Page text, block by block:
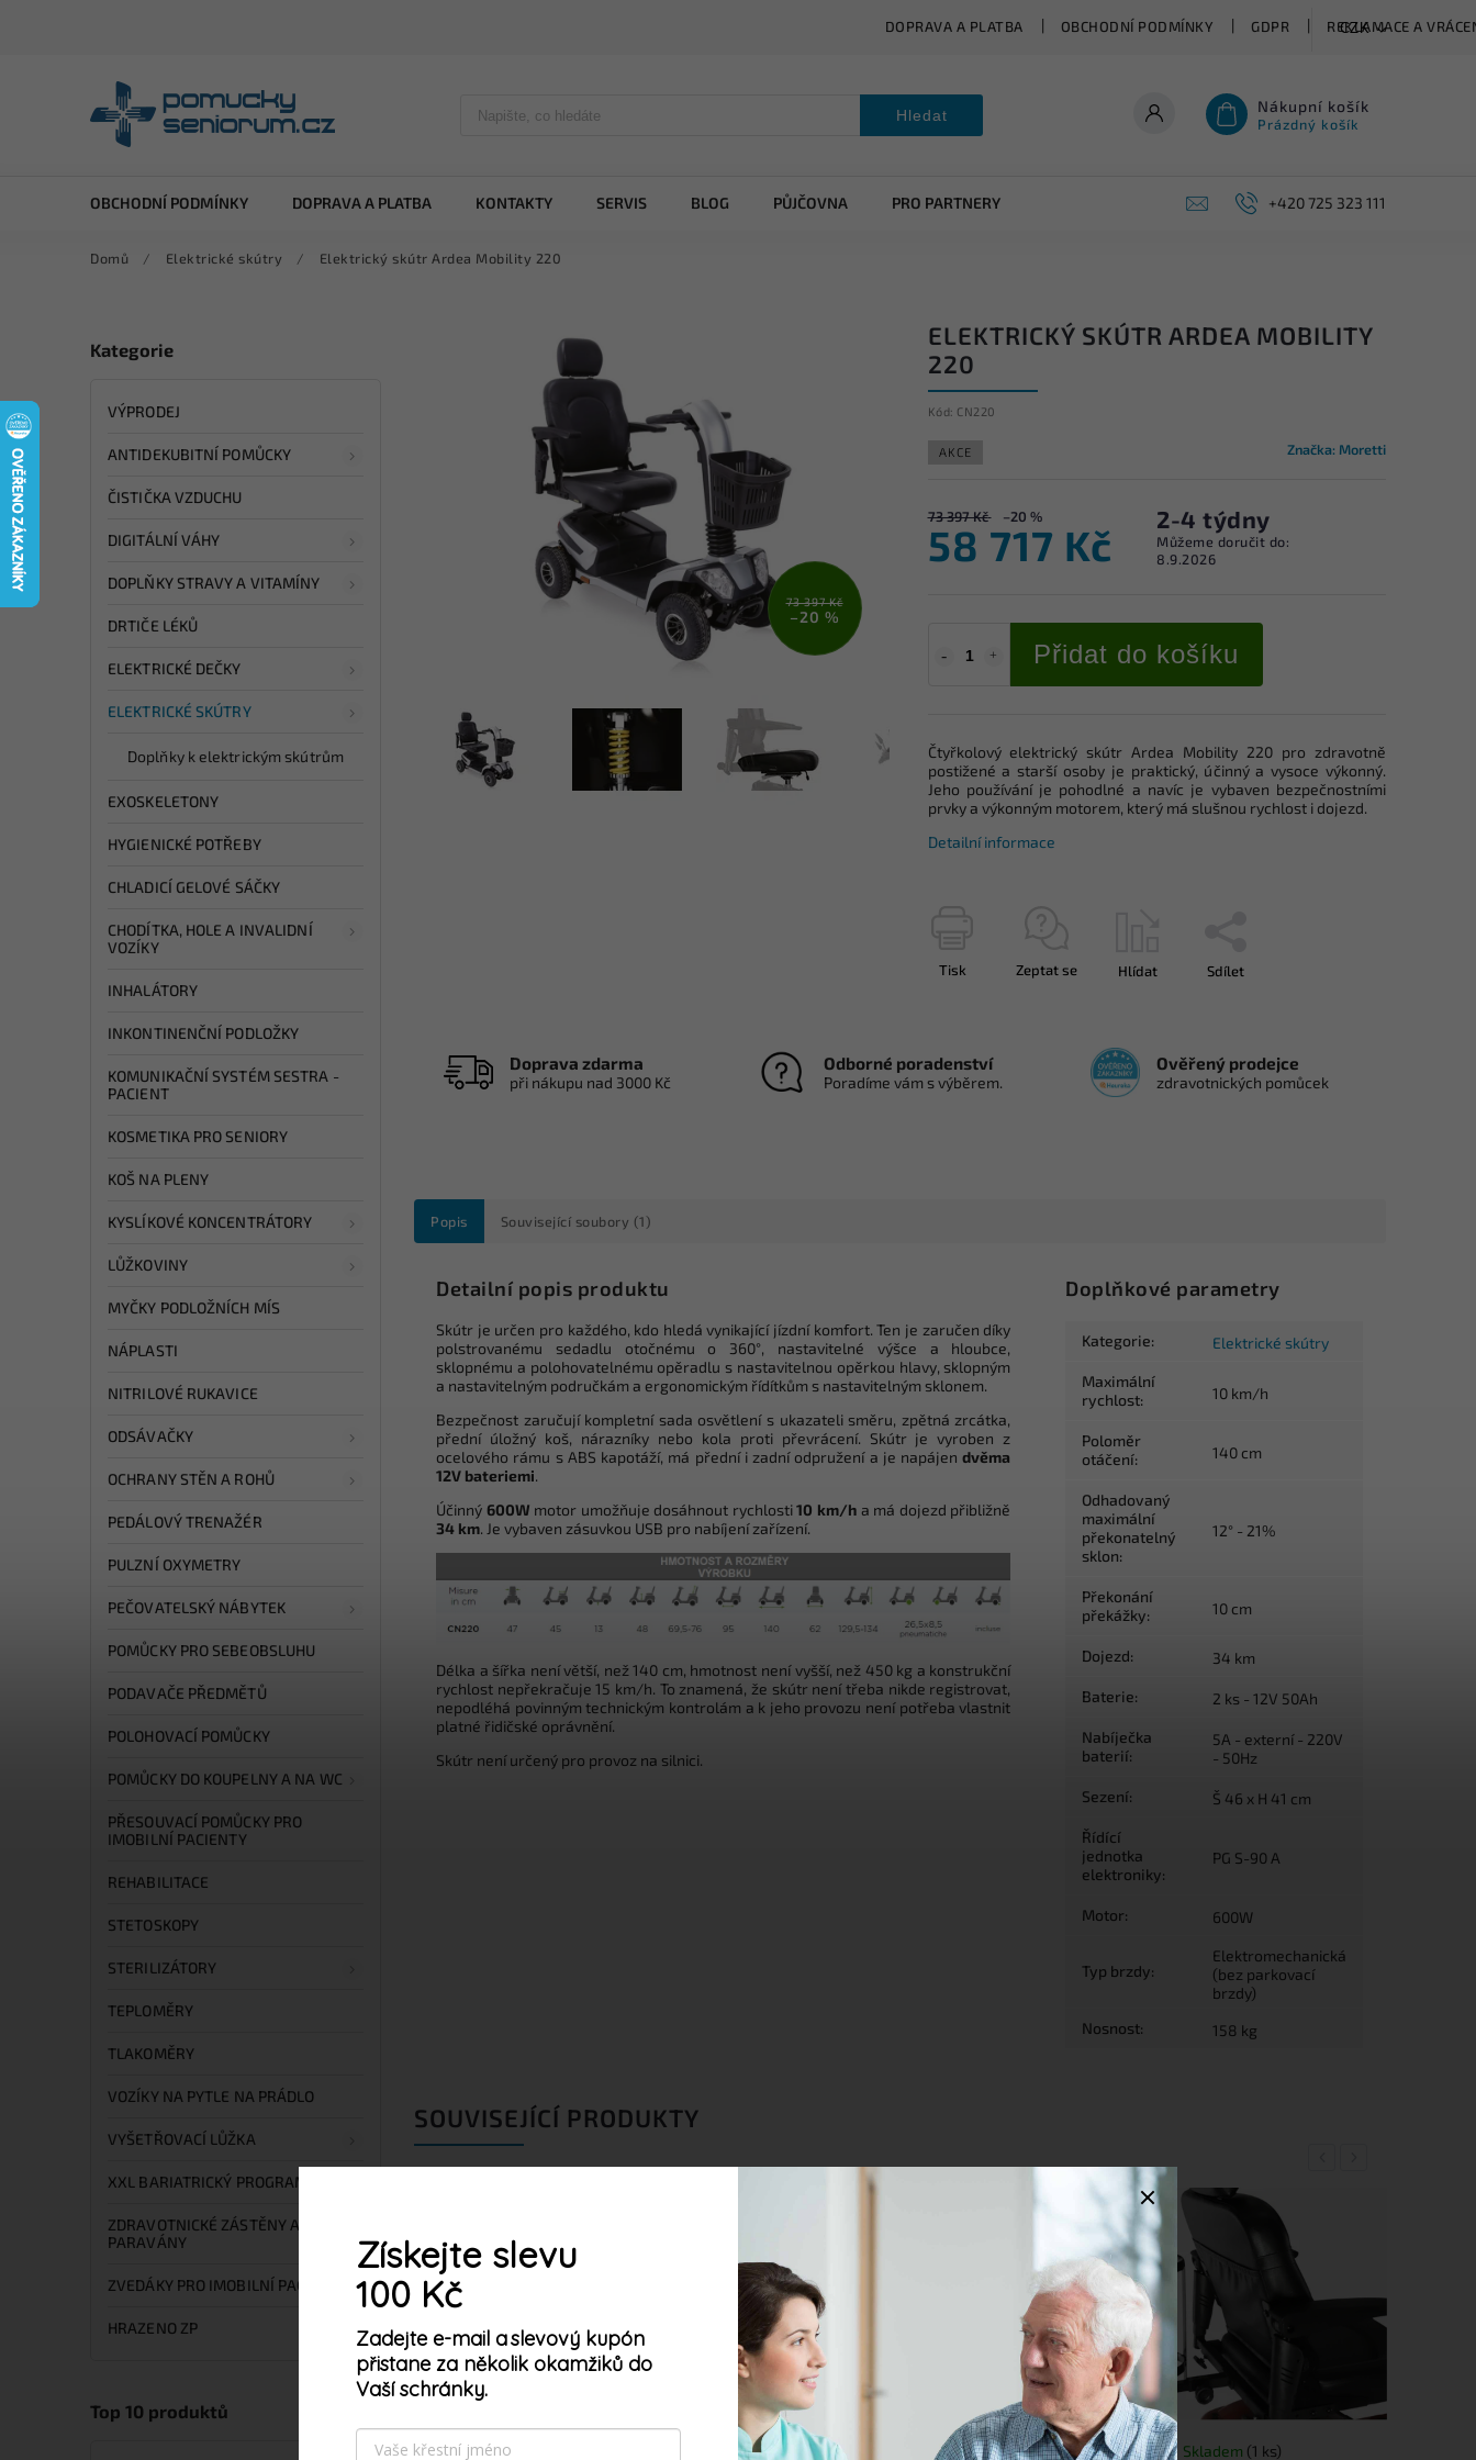
Tento web používá soubory cookie. Dalším procházením tohoto webu
vyjadřujete souhlas s jejich používáním. Více informacízde. Souhlasím
DOPRAVA A PLATBA OBCHODNÍ PODMÍNKY GDPR REKLAMACE A
CZK
Hledat Nákupní košík
Prázdný košík
OBCHODNÍ PODMÍNKY DOPRAVA A PLATBA KONTAKTY SERVIS BLOG PŮJČOVNA PRO PARTNERY +420 725 323 111
Domů / Elektrické skútry / Elektrický skútr Ardea Mobility 220
Kategorie
VÝPRODEJ
ANTIDEKUBITNÍ POMŮCKY
ČISTIČKA VZDUCHU
DIGITÁLNÍ VÁHY
DOPLŇKY STRAVY A VITAMÍNY
DRTIČE LÉKŮ
ELEKTRICKÉ DEČKY
ELEKTRICKÉ SKÚTRY
Doplňky k elektrickým skútrům
EXOSKELETONY
HYGIENICKÉ POTŘEBY
CHLADICÍ GELOVÉ SÁČKY
CHODÍTKA, HOLE A INVALIDNÍ
VOZÍKY
INHALÁTORY
INKONTINENČNÍ PODLOŽKY
KOMUNIKAČNÍ SYSTÉM SESTRA -
PACIENT
KOSMETIKA PRO SENIORY
KOŠ NA PLENY
KYSLÍKOVÉ KONCENTRÁTORY
LŮŽKOVINY
MYČKY PODLOŽNÍCH MÍS
NÁPLASTI
NITRILOVÉ RUKAVICE
ODSÁVAČKY
OCHRANY STĚN A ROHŮ
PEDÁLOVÝ TRENAŽÉR
PULZNÍ OXYMETRY
PEČOVATELSKÝ NÁBYTEK
POMŮCKY PRO SEBEOBSLUHU
PODAVAČE PŘEDMĚTŮ
POLOHOVACÍ POMŮCKY
POMŮCKY DO KOUPELNY A NA WC
PŘESOUVACÍ POMŮCKY PRO
IMOBILNÍ PACIENTY
REHABILITACE
STETOSKOPY
STERILIZÁTORY
TEPLOMĚRY
TLAKOMĚRY
VOZÍKY NA PYTLE NA PRÁDLO
VYŠETŘOVACÍ LŮŽKA
XXL BARIATRICKÝ PROGRAM
ZDRAVOTNICKÉ ZÁSTĚNY A
PARAVÁNY
ZVEDÁKY PRO IMOBILNÍ PACIENTY
HRAZENO ZP
Top 10 produktů
73 397 Kč
–20 %
ELEKTRICKÝ SKÚTR ARDEA MOBILITY
220
Kód: CN220
AKCE Značka: Moretti
73 397 Kč –20 %
58 717 Kč
2-4 týdny
Můžeme doručit do:
8.9.2026
Přidat do košíku
Čtyřkolový elektrický skútr Ardea Mobility 220 pro zdravotně
postižené a starší osoby je praktický, účinný a vysoce výkonný.
Jeho používání je pohodlné a navíc je vybaven bezpečnostními
prvky a výkonným motorem, který má slušnou rychlost i dojezd.
Detailní informace
Tisk Zeptat se Hlídat Sdílet
Doprava zdarma
při nákupu nad 3000 Kč
Odborné poradenství
Poradíme vám s výběrem.
Ověřený prodejce
zdravotnických pomůcek
Popis Související soubory (1)
Detailní popis produktu
Skútr je určen pro každého, kdo hledá vynikající jízdní komfort. Ten je zaručen díky
polstrovanému sedadlu otočnému o 360°, nastavitelné výšce a hloubce,
sklopnému a polohovatelnému opěradlu s nastavitelnou opěrkou hlavy, sklopným
a nastavitelným područkám a ergonomickým řídítkům s nastavitelným sklonem.
Bezpečnost zaručují kompletní sada osvětlení s ukazateli směru, zpětná zrcátka,
přední úložný koš, nárazníky nebo kola proti převrácení. Skútr je vyroben z
ocelového rámu s ABS kapotáží, má přední i zadní odpružení a je napájendvěma
12V bateriemi.
Účinný 600W motor umožňuje dosáhnout rychlosti10 km/h a má dojezd přibližně
34 km. Je vybaven zásuvkou USB pro nabíjení zařízení.
Délka a šířka není větší, než 140 cm, hmotnost není vyšší, než 450 kg a konstrukční
rychlost nepřekračuje 15 km/h. To znamená, že skútr není třeba nikde registrovat,
nepodléhá povinným technickým kontrolám a k jeho provozu není potřeba vlastnit
platné řidičské oprávnění.
Skútr není určený pro provoz na silnici.
Doplňkové parametry
Kategorie: Elektrické skútry
Maximální
rychlost: 10 km/h
Poloměr
otáčení: 140 cm
Odhadovaný
maximální
překonatelný
sklon:
12° - 21%
Překonání
překážky: 10 cm
Dojezd: 34 km
Baterie: 2 ks - 12V 50Ah
Nabíječka
baterií:
5A - externí - 220V
- 50Hz
Sezení: Š 46 x H 41 cm
Řídící
jednotka
elektroniky:
PG S-90 A
Motor: 600W
Typ brzdy:
Elektromechanická
(bez parkovací
brzdy)
Nosnost: 158 kg
SOUVISEJÍCÍ PRODUKTY
(1 ks) 2-4 týdny
Získejte slevu
100 Kč
Zadejte e-mail aslevový kupón
přistane za několik okamžiků do
Vaší schránky.